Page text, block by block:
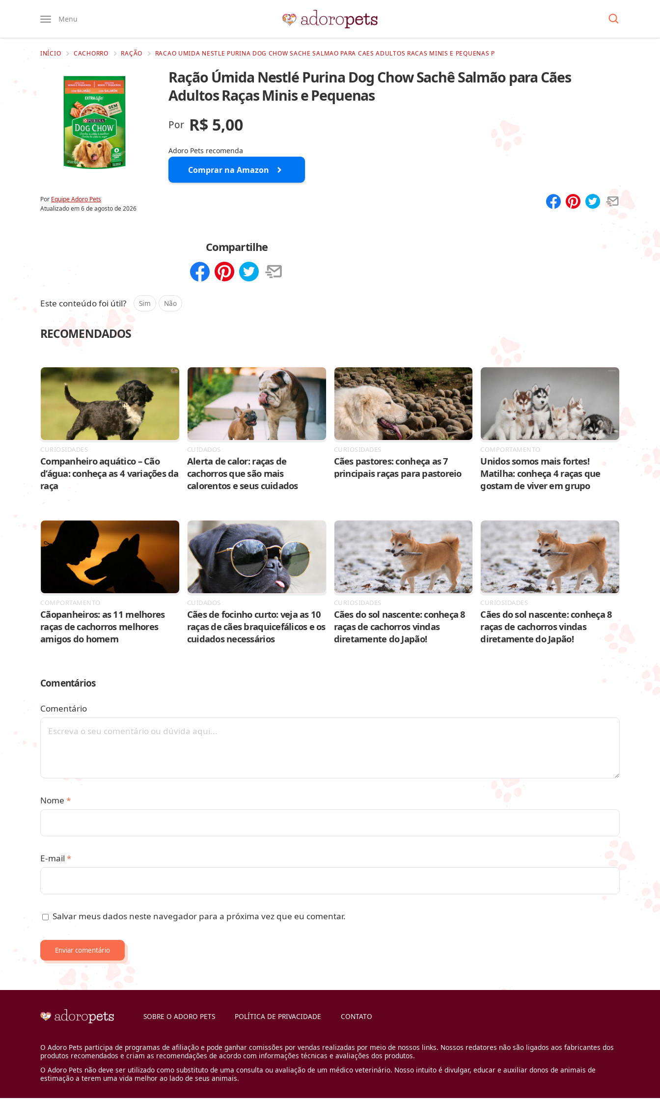
Menu
INÍCIO CACHORRO RAÇÃO RACAO UMIDA NESTLE PURINA DOG CHOW SACHE SALMAO PARA CAES ADULTOS RACAS MINIS E PEQUENAS P
Ração Úmida Nestlé Purina Dog Chow Sachê Salmão para Cães
Adultos Raças Minis e Pequenas
Por R$ 5,00
Adoro Pets recomenda
Comprar na Amazon
Por Equipe Adoro Pets
Atualizado em6 de agosto de 2026
Compartilhe
Este conteúdo foi útil? Sim Não
RECOMENDADOS
CURIOSIDADES
Companheiro aquático – Cão
d’água: conheça as 4 variações da
raça
CUIDADOS
Alerta de calor: raças de
cachorros que são mais
calorentos e seus cuidados
CURIOSIDADES
Cães pastores: conheça as 7
principais raças para pastoreio
COMPORTAMENTO
Unidos somos mais fortes!
Matilha: conheça 4 raças que
gostam de viver em grupo
COMPORTAMENTO
Cãopanheiros: as 11 melhores
raças de cachorros melhores
amigos do homem
CUIDADOS
Cães de focinho curto: veja as 10
raças de cães braquicefálicos e os
cuidados necessários
CURIOSIDADES
Cães do sol nascente: conheça 8
raças de cachorros vindas
diretamente do Japão!
CURIOSIDADES
Cães do sol nascente: conheça 8
raças de cachorros vindas
diretamente do Japão!
Comentários
Comentário
Nome *
E-mail *
Salvar meus dados neste navegador para a próxima vez que eu comentar.
SOBRE O ADORO PETS POLÍTICA DE PRIVACIDADE CONTATO
O Adoro Pets participa de programas de afiliação e pode ganhar comissões por vendas realizadas por meio de nossos links. Nossos redatores não são ligados aos fabricantes dos
produtos recomendados e criam as recomendações de acordo com informações técnicas e avaliações dos produtos.
O Adoro Pets não deve ser utilizado como substituto de uma consulta ou avaliação de um médico veterinário. Nosso intuito é divulgar, educar e auxiliar donos de animais de
estimação a terem uma vida melhor ao lado de seus animais.